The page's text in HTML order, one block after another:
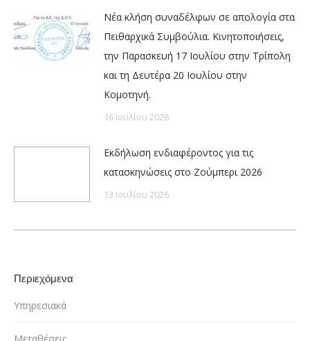
Νέα κλήση συναδέλφων σε απολογία στα
Πειθαρχικά Συμβούλια. Κινητοποιήσεις,
την Παρασκευή 17 Ιουλίου στην Τρίπολη
και τη Δευτέρα 20 Ιουλίου στην
Κομοτηνή.
16 Ιουλίου 2026
Εκδήλωση ενδιαφέροντος για τις
κατασκηνώσεις στο Ζούμπερι 2026
13 Ιουλίου 2026
Περιεχόμενα
Υπηρεσιακά